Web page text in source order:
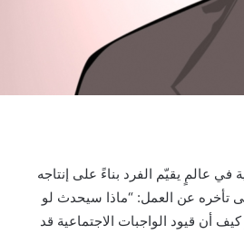
عالمٍ يقيّم الفرد بناءً على إنتاجه
تأخره عن العمل: “ماذا سيحدث لو
أن قيود الواجبات الاجتماعية قد